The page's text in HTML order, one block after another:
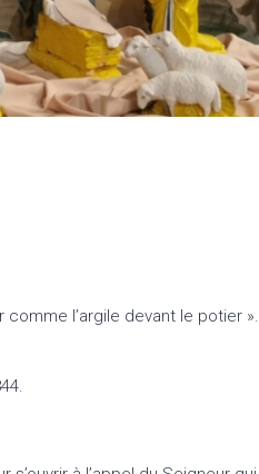
l’argile devant le potier ».